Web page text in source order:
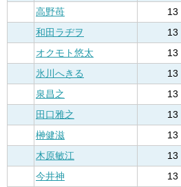
高野苺
13
和田ラヂヲ
13
オクモト悠太
13
氷川へきる
13
泉昌之
13
田口雅之
13
榊健滋
13
木原敏江
13
今井神
13